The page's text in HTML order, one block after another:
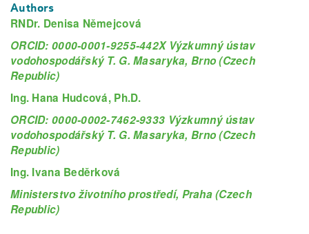
Authors
RNDr. Denisa Němejcová
ORCID: 0000-0001-9255-442X Výzkumný ústav
vodohospodářský T. G. Masaryka, Brno (Czech
Republic)
Ing. Hana Hudcová, Ph.D.
ORCID: 0000-0002-7462-9333 Výzkumný ústav
vodohospodářský T. G. Masaryka, Brno (Czech
Republic)
Ing. Ivana Beděrková
Ministerstvo životního prostředí, Praha (Czech
Republic)